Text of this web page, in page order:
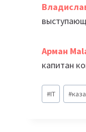
Арман
капитан
Метки
записи:
#IT #